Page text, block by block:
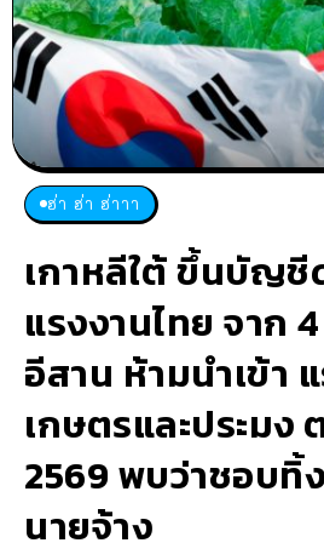
ฮ่า ฮ่า ฮ่าาา
เกาหลีใต้ ขึ้นบัญชี
แรงงานไทย จาก
อีสาน ห้ามนำเข้า
เกษตรและประมง
2569 พบว่าชอบทิ้
นายจ้าง